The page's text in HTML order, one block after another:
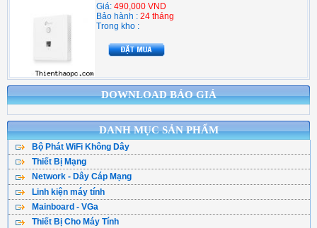
DOWNLOAD BÁO GIÁ
DANH MỤC SẢN PHẨM
Bộ Phát WiFi Không Dây
Bộ Phát WiFi TPLink
WiFi Tenda - DLink
WiFi Totolink - Hik
WiFi Mercusys
Thiết Bị Mạng
WiFi Mesh
WiFi Gắn Trần
Kích Sóng WiFi
Network - Dây Cáp Mạng
Cáp Mạng ( Cuộn )
Cân Bằng Tải
Hạt Bấm Mạng
Linh kiện máy tính
CPU - Bộ vi xử lý
Ổ Cứng SSD
Mainboard - VGa
Main Asus
Thiết Bị Cho Máy Tính
Giá: 490,000 VND
Bảo hành : 24 tháng
Trong kho :